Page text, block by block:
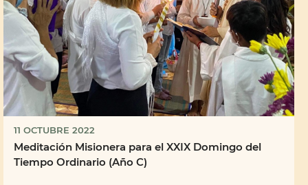
11 OCTUBRE 2022
Meditación Misionera para el XXIX Domingo del
Tiempo Ordinario (Año C)